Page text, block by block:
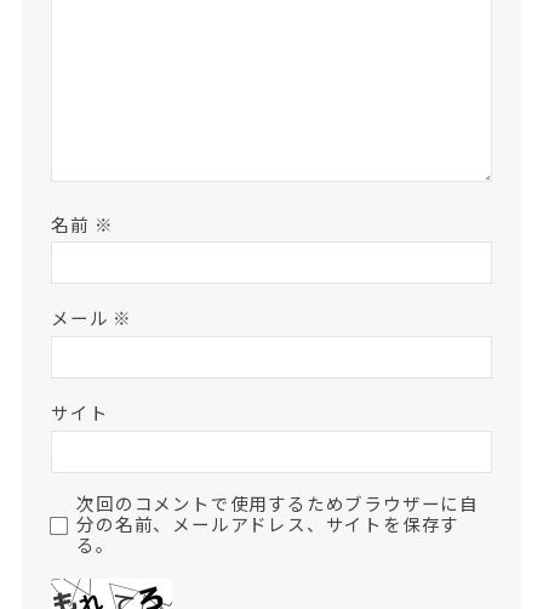
名前 ※
メール ※
サイト
次回のコメントで使用するためブラウザーに自
分の名前、メールアドレス、サイトを保存す
る。